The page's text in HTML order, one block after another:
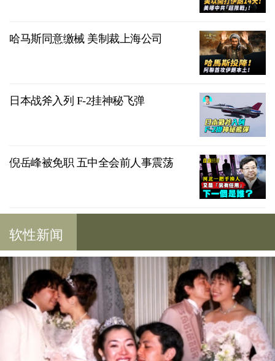
哈马斯同意缴械 美制裁上海公司
日本战斧入列 F-2挂神秘飞弹
倪岳峰被免职 五中全会前人事震荡
软性新闻